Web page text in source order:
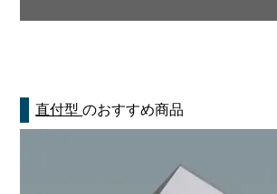
直付型のおすすめ商品